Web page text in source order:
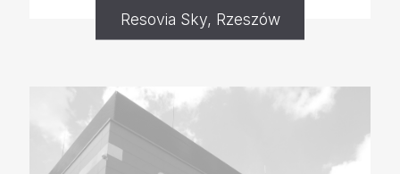
Resovia Sky, Rzeszów